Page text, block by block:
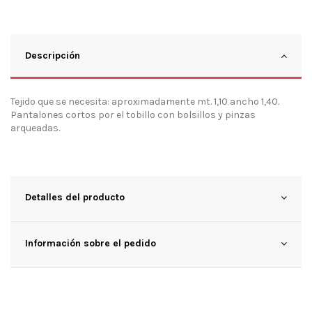
Descripción
Tejido que se necesita: aproximadamente mt. 1,10 ancho 1,40.
Pantalones cortos por el tobillo con bolsillos y pinzas
arqueadas.
Detalles del producto
Información sobre el pedido